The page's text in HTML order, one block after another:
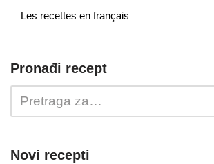
Les recettes en français
Pronađi recept
Novi recepti